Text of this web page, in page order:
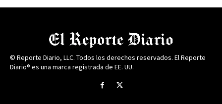
© Reporte Diario, LLC. Todos los derechos reservados. El Reporte
Diario® es una marca registrada de EE. UU.